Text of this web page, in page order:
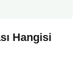
Hangisi